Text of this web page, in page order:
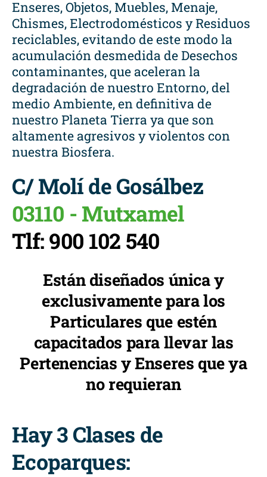
Enseres, Objetos, Muebles, Menaje,
Chismes, Electrodomésticos y Residuos
reciclables, evitando de este modo la
acumulación desmedida de Desechos
contaminantes, que aceleran la
degradación de nuestro Entorno, del
medio Ambiente, en definitiva de
nuestro Planeta Tierra ya que son
altamente agresivos y violentos con
nuestra Biosfera.
C/ Molí de Gosálbez
03110 - Mutxamel
Tlf: 900 102 540
Están diseñados única y
exclusivamente para los
Particulares que estén
capacitados para llevar las
Pertenencias y Enseres que ya
no requieran
Hay 3 Clases de
Ecoparques: